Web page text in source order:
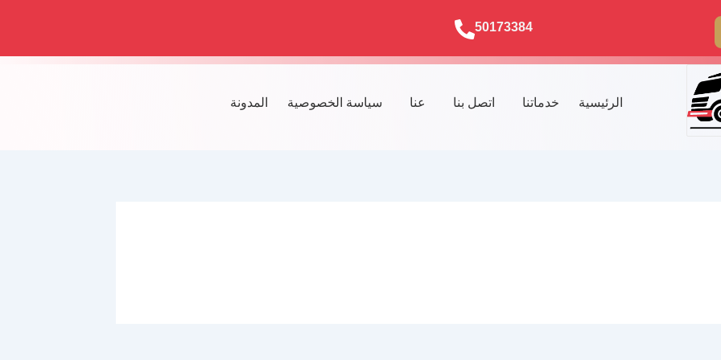
50173384
الرئيسية خدماتنا اتصل بنا عنا سياسة الخصوصية المدونة